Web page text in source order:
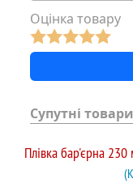
Оцінка товару
Супутні товари
Плівка бар'єрна